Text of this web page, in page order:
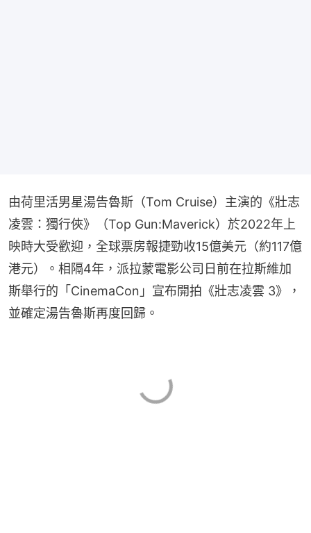
由荷里活男星湯告魯斯（Tom Cruise）主演的《壯志
凌雲：獨行俠》（Top Gun:Maverick）於2022年上
映時大受歡迎，全球票房報捷勁收15億美元（約117億
港元）。相隔4年，派拉蒙電影公司日前在拉斯維加
斯舉行的「CinemaCon」宣布開拍《壯志凌雲 3》，
並確定湯告魯斯再度回歸。